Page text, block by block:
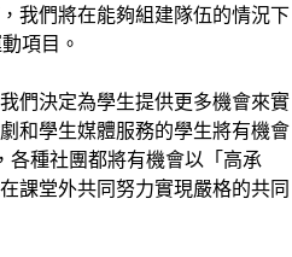
我們將在能夠組建隊伍的情況下
項目。
們決定為學生提供更多機會來實
和學生媒體服務的學生將有機會
各種社團都將有機會以「高承
課堂外共同努力實現嚴格的共同